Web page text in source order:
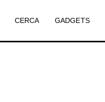
CERCA GADGETS